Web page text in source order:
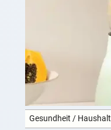
Gesundheit / Haushalt